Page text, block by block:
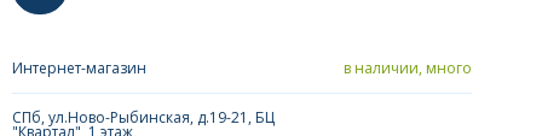
Интернет-магазин в наличии, много
СПб, ул.Ново-Рыбинская, д.19-21, БЦ
"Квартал", 1 этаж,